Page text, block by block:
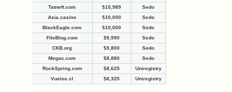
Tatneft.com
$10,989
Sedo
Asia.casino
$10,000
Sedo
BlackEagle.com
$10,000
Sedo
FileBlog.com
$9,990
Sedo
CKB.org
$9,800
Sedo
Megas.com
$8,880
Sedo
RockSpring.com
$8,625
Uniregistry
Vuelos.cl
$8,325 Uniregistry